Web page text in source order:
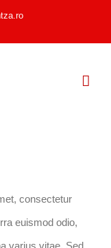
consectetur
euismod odio,
varius vitae. Sed